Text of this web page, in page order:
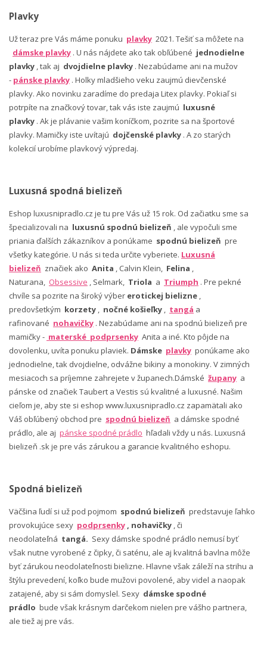
Plavky
Už teraz pre Vás máme ponuku plavky 2021. Tešiť sa môžete na
dámske plavky . U nás nájdete ako tak obľúbené jednodielne
plavky , tak aj dvojdielne plavky . Nezabúdame ani na mužov
- pánske plavky . Holky mladšieho veku zaujmú dievčenské
plavky. Ako novinku zaradíme do predaja Litex plavky. Pokiaľ si
potrpíte na značkový tovar, tak vás iste zaujmú luxusné
plavky . Ak je plávanie vašim koníčkom, pozrite sa na športové
plavky. Mamičky iste uvítajú dojčenské plavky . A zo starých
kolekcií urobíme plavkový výpredaj.
Luxusná spodná bielizeň
Eshop luxusnipradlo.cz je tu pre Vás už 15 rok. Od začiatku sme sa
špecializovali na luxusnú spodnú bielizeň , ale vypočuli sme
priania ďalších zákazníkov a ponúkame spodnú bielizeň pre
všetky kategórie. U nás si teda určite vyberiete. Luxusná
bielizeň značiek ako Anita , Calvin Klein, Felina ,
Naturana, Obsessive , Selmark, Triola a Triumph . Pre pekné
chvíle sa pozrite na široký výber erotickej bielizne ,
predovšetkým korzety , nočné košieľky , tangá a
rafinované nohavičky . Nezabúdame ani na spodnú bielizeň pre
mamičky - materské podprsenky Anita a iné. Kto pôjde na
dovolenku, uvíta ponuku plaviek. Dámske plavky ponúkame ako
jednodielne, tak dvojdielne, odvážne bikiny a monokiny. V zimných
mesiacoch sa príjemne zahrejete v županech.Dámské župany a
pánske od značiek Taubert a Vestis sú kvalitné a luxusné. Našim
cieľom je, aby ste si eshop www.luxusnipradlo.cz zapamätali ako
Váš obľúbený obchod pre spodnú bielizeň a dámske spodné
prádlo, ale aj pánske spodné prádlo hľadali vždy u nás. Luxusná
bielizeň .sk je pre vás zárukou a garancie kvalitného eshopu.
Spodná bielizeň
Väčšina ľudí si už pod pojmom spodnú bielizeň predstavuje ľahko
provokujúce sexy podprsenky , nohavičky , či
neodolateľná tangá. Sexy dámske spodné prádlo nemusí byť
však nutne vyrobené z čipky, či saténu, ale aj kvalitná bavlna môže
byť zárukou neodolateľnosti bielizne. Hlavne však záleží na strihu a
štýlu prevedení, koľko bude mužovi povolené, aby videl a naopak
zatajené, aby si sám domyslel. Sexy dámske spodné
prádlo bude však krásnym darčekom nielen pre vášho partnera,
ale tiež aj pre vás.